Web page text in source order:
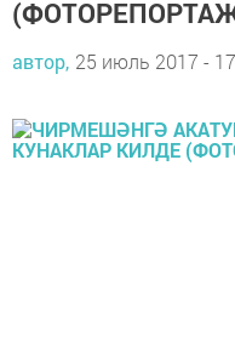
автор, 25 июль 2017 -